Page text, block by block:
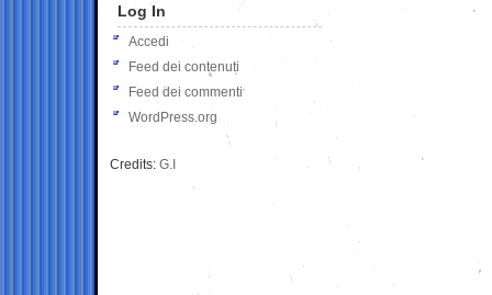
Log In
Accedi
Feed dei contenuti
Feed dei commenti
WordPress.org
Credits: G.I